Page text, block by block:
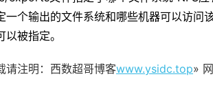
一个输出的文件系统和哪些机器可以访问
以被指定。
请注明：西数超哥博客www.ysidc.top»